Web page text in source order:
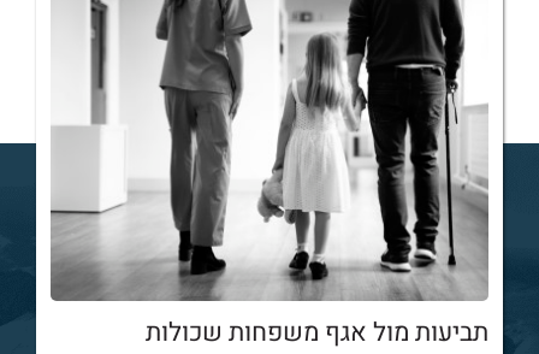
תביעות מול אגף משפחות שכולות